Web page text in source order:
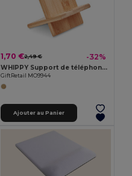
1,70 €2,49 € -32%
WHIPPY Support de téléphone en bambou
GiftRetail MO9944
Ajouter au Panier